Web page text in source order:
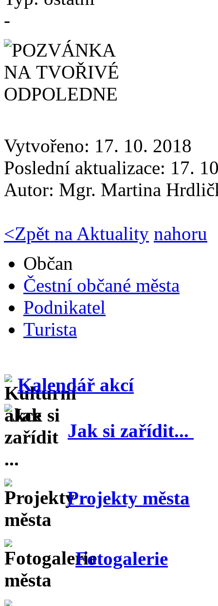
-
Vytvořeno: 17. 10. 2018
Poslední aktualizace: 17.
Autor: Mgr. Martina
<Zpět na Aktuality nahoru
Občan
Čestní občané města
Podnikatel
Turista
Kalendář akcí
Jak si zařídit...
Projekty města
Fotogalerie